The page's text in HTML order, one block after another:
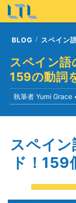
BLOG スペイン
スペイン語
159の動詞
執筆者 Yumi Grace
スペイン
ド！159